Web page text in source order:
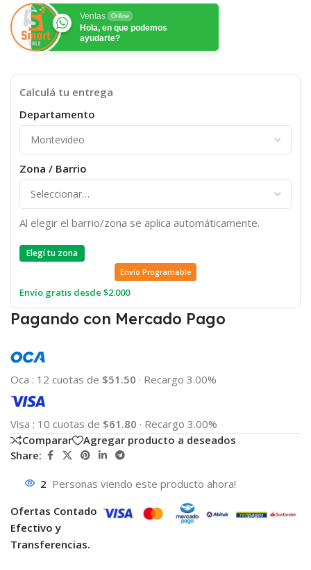
Ventas Online
Hola, en que podemos
ayudarte?
Calculá tu entrega
Departamento
Zona / Barrio
Al elegir el barrio/zona se aplica automáticamente.
Elegí tu zona
Envio Programable
Envío gratis desde $2.000
Pagando con Mercado Pago
Oca : 12 cuotas de $51.50 · Recargo 3.00%
Visa : 10 cuotas de $61.80 · Recargo 3.00%
Comparar
Agregar producto a deseados
Share:
2 Personas viendo este producto ahora!
Ofertas Contado
Efectivo y
Transferencias.